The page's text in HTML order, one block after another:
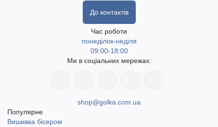
До контактів
Час роботи
понеділок-неділя
09:00-18:00
Ми в соціальних мережах:
shop@golka.com.ua
Популярне
Вишивка бісером